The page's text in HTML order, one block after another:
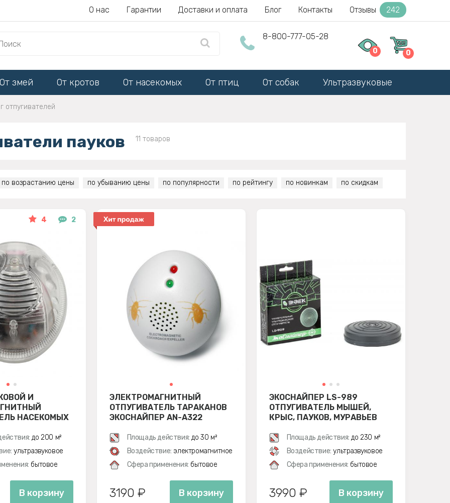
О нас Гарантии Доставки и оплата Блог Контакты Отзывы 242
8-800-777-05-28
0 0
змей От кротов От насекомых От птиц От собак Ультразвуковые
отпугивателей
пауков 11 товаров
по возрастанию цены по убыванию цены по популярности по рейтингу по новинкам по скидкам
4 2
И
НАСЕКОМЫХ
до 200 м²
ультразвуковое
бытовое
В корзину
ЭЛЕКТРОМАГНИТНЫЙ
ОТПУГИВАТЕЛЬ ТАРАКАНОВ
ЭКОСНАЙПЕР AN-A322
Площадь действия: до 30 м²
Воздействие: электромагнитное
Сфера применения: бытовое
3190 ₽ В корзину
ЭКОСНАЙПЕР LS-989
ОТПУГИВАТЕЛЬ МЫШЕЙ,
КРЫС, ПАУКОВ, МУРАВЬЕВ
Площадь действия: до 230 м²
Воздействие: ультразвуковое
Сфера применения: бытовое
3990 ₽ В корзину